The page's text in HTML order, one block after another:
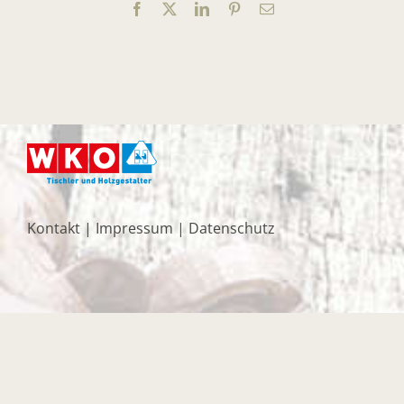
Facebook LinkedInPinterest
E-
Kontakt | Impressum | Datenschutz